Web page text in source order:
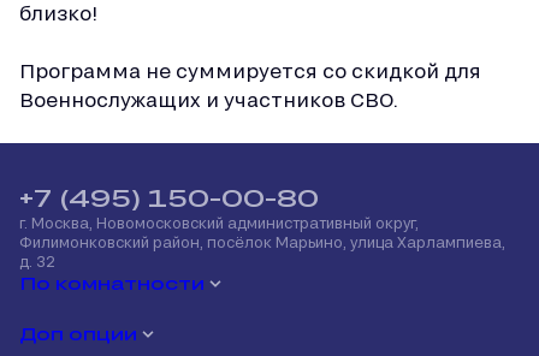
близко!
Программа не суммируется со скидкой для
Военнослужащих и участников СВО.
По комнатности
Доп опции
+7 (495) 150-00-80
г. Москва, Новомосковский административный округ,
Филимонковский район, посёлок Марьино, улица Харлампиева,
д. 32